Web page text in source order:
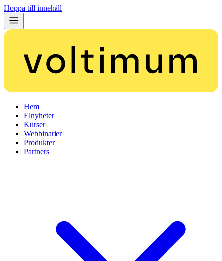
Hoppa till innehåll
Hem
Elnyheter
Kurser
Webbinarier
Produkter
Partners